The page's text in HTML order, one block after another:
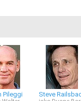
Pileggi Steve